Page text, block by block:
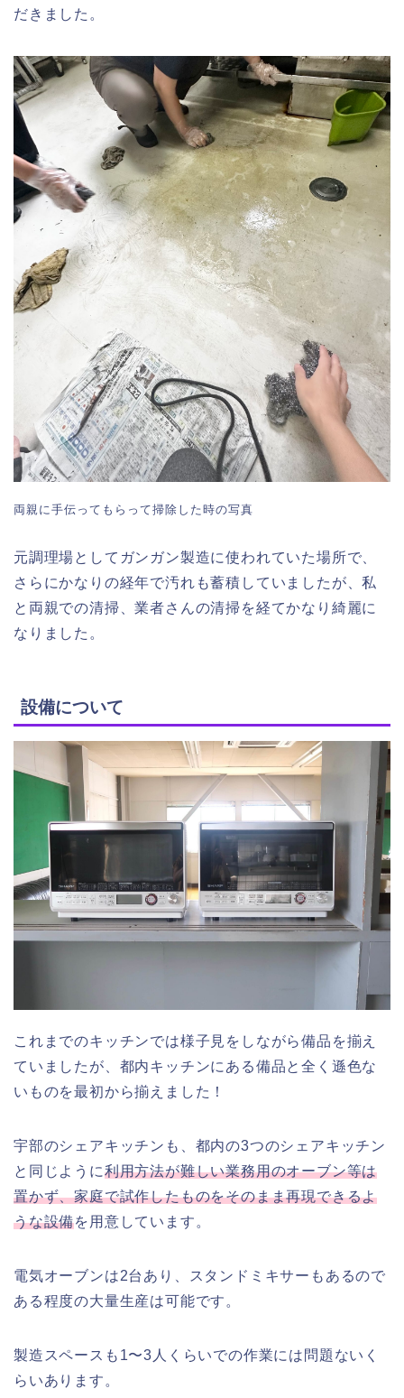
だきました。
両親に手伝ってもらって掃除した時の写真
元調理場としてガンガン製造に使われていた場所で、
さらにかなりの経年で汚れも蓄積していましたが、私
と両親での清掃、業者さんの清掃を経てかなり綺麗に
なりました。
設備について
これまでのキッチンでは様子見をしながら備品を揃え
ていましたが、都内キッチンにある備品と全く遜色な
いものを最初から揃えました！
宇部のシェアキッチンも、都内の3つのシェアキッチン
と同じように利用方法が難しい業務用のオーブン等は
置かず、家庭で試作したものをそのまま再現できるよ
うな設備を用意しています。
電気オーブンは2台あり、スタンドミキサーもあるので
ある程度の大量生産は可能です。
製造スペースも1〜3人くらいでの作業には問題ないく
らいあります。